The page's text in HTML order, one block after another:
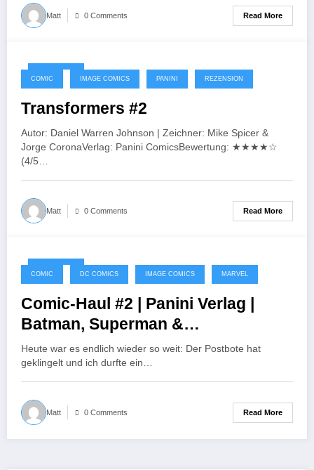
Matt 0 Comments Read More
18/09/2025
COMIC IMAGE COMICS PANINI REZENSION
Transformers #2
Autor: Daniel Warren Johnson | Zeichner: Mike Spicer &
Jorge CoronaVerlag: Panini ComicsBewertung: ★★★★☆
(4/5…
Matt 0 Comments Read More
13/09/2025
COMIC DC COMICS IMAGE COMICS MARVEL
Comic-Haul #2 | Panini Verlag |
Batman, Superman &
Transformers!
Heute war es endlich wieder so weit: Der Postbote hat
geklingelt und ich durfte ein…
Matt 0 Comments Read More